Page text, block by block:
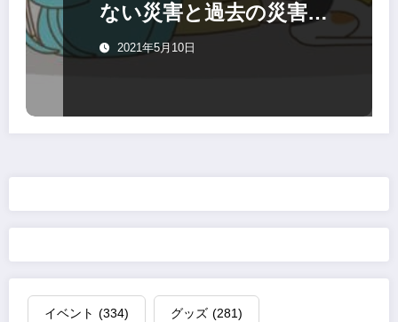
ない災害と過去の災害を
知ることから始める
2021年5月10日
イベント (334) グッズ (281)